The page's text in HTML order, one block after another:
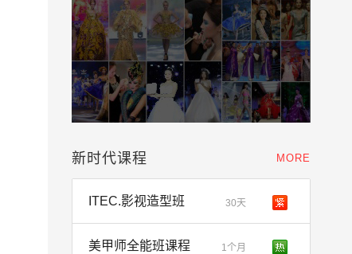
新时代课程 MORE
ITEC.影视造型班 30天
美甲师全能班课程 1个月